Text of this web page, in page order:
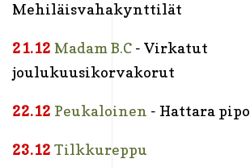
Mehiläisvahakynttilät
21.12 Madam B.C - Virkatut
joulukuusikorvakorut
22.12 Peukaloinen - Hattara pipo
23.12 Tilkkureppu